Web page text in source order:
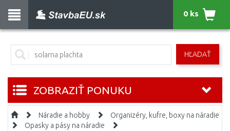
HĽADAŤ
0 ks
ZOBRAZIŤ PONUKU
Náradie a hobby
Organizéry, kufre, boxy na náradie
Opasky a pásy na náradie